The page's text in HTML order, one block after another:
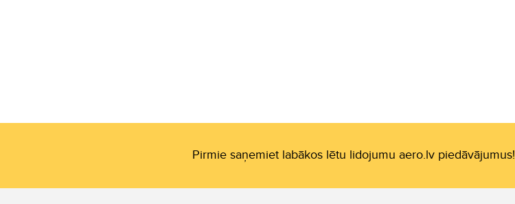
Pirmie saņemiet labākos lētu lidojumu aero.lv piedāvājumus!